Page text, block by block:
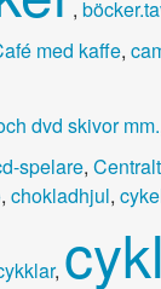
,
med kaffe,
dvd skivor mm.
spelare, Centralt
, chokladhjul,
,